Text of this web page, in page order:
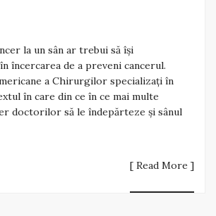
la un sân ar trebui să își
încercarea de a preveni cancerul.
a Chirurgilor specializați în
în care din ce în ce mai multe
doctorilor să le îndepărteze și sânul
[ Read More ]